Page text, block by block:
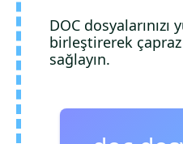
DOC dosyalarınızı
birleştirerek
sağlayın.